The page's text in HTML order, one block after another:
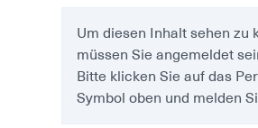
Um diesen Inhalt sehen zu
müssen Sie angemeldet
Bitte klicken Sie auf das
Symbol oben und melden